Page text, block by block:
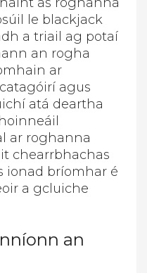
le blackjack
a triail ag potaí
an rogha
ar
agus
atá deartha
ar roghanna
chearrbhachas
ionad bríomhar é
a gcluiche
an